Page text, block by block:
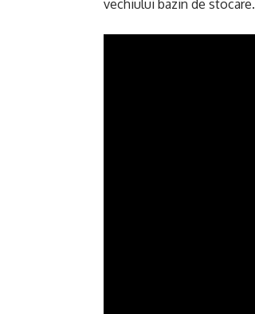
vechiului bazin de stocare.